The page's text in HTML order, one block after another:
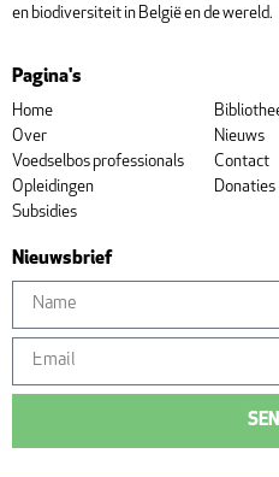
en biodiversiteit in België en de wereld.
Pagina's
Home
Over
Voedselbos professionals
Opleidingen
Subsidies
Nieuws
Contact
Donaties
Nieuwsbrief